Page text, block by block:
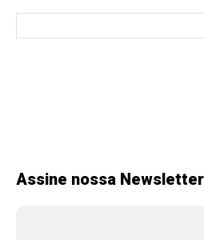
Assine nossa Newsletter